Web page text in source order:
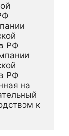
РФ
РФ
на
к